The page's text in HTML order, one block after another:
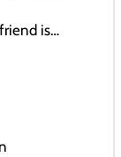
is…